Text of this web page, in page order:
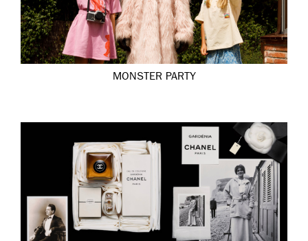
MONSTER PARTY